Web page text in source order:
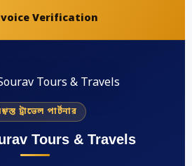
Verification
ট্রাভেল পার্টনার
Tours & Travels